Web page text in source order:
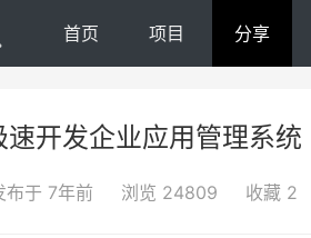
首页 项目 分享
开发企业应用管理系统
布于 7年前 浏览 24809 收藏 2